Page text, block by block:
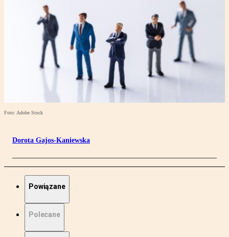
Foto: Adobe Stock
Dorota Gajos-Kaniewska
Powiązane
Polecane